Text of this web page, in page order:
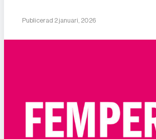
Publicerad 2 januari, 2026